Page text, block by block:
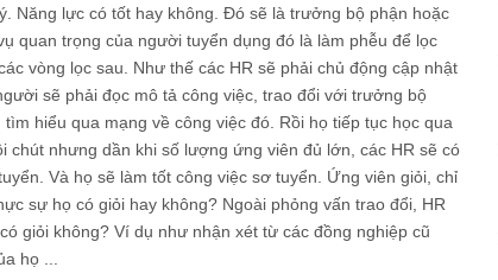
Năng lực có tốt hay không. Đó sẽ là trưởng bộ phận hoặc
quan trọng của người tuyển dụng đó là làm phễu để lọc
vòng lọc sau. Như thế các HR sẽ phải chủ động cập nhật
sẽ phải đọc mô tả công việc, trao đổi với trưởng bộ
hiểu qua mạng về công việc đó. Rồi họ tiếp tục học qua
chút nhưng dần khi số lượng ứng viên đủ lớn, các HR sẽ có
Và họ sẽ làm tốt công việc sơ tuyển. Ứng viên giỏi, chỉ
sự họ có giỏi hay không? Ngoài phỏng vấn trao đổi, HR
giỏi không? Ví dụ như nhận xét từ các đồng nghiệp cũ
họ ...